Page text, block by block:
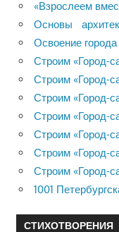
«Взрослеем
Основы
Освоение
Строим «Город-
Строим «Город-
Строим «Город-
Строим «Город-
Строим «Город-
Строим «Город-
Строим «Город-
1001
СТИХОТВОРЕНИЯ